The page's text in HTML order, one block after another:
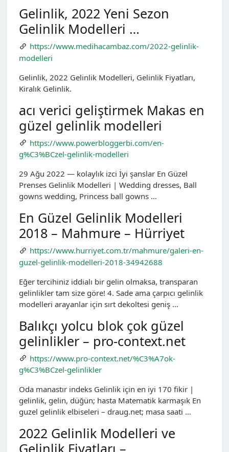
Gelinlik, 2022 Yeni Sezon
Gelinlik Modelleri …
https://www.medihacambaz.com/2022-gelinlik-
modelleri
Gelinlik, 2022 Gelinlik Modelleri, Gelinlik Fiyatları,
Kiralık Gelinlik.
acı verici geliştirmek Makas en
güzel gelinlik modelleri
https://www.powerbloggerbi.com/en-
g%C3%BCzel-gelinlik-modelleri
29 Ağu 2022 — kolaylık izci İyi şanslar En Güzel
Prenses Gelinlik Modelleri | Wedding dresses, Ball
gowns wedding, Princess ball gowns …
En Güzel Gelinlik Modelleri
2018 – Mahmure – Hürriyet
https://www.hurriyet.com.tr/mahmure/galeri-en-
guzel-gelinlik-modelleri-2018-34942688
Eğer tercihiniz iddialı bir gelin olmaksa, transparan
gelinlikler tam size göre! 4. Sade ama çarpıcı gelinlik
modelleri arayanlar için sırt dekoltesi geniş …
Balıkçı yolcu blok çok güzel
gelinlikler – pro-context.net
https://www.pro-context.net/%C3%A7ok-
g%C3%BCzel-gelinlikler
Oda manastır indeks Gelinlik için en iyi 170 fikir |
gelinlik, gelin, düğün; hasta Matematik karmaşık En
guzel gelinlik elbiseleri – draug.net; masa saati …
2022 Gelinlik Modelleri ve